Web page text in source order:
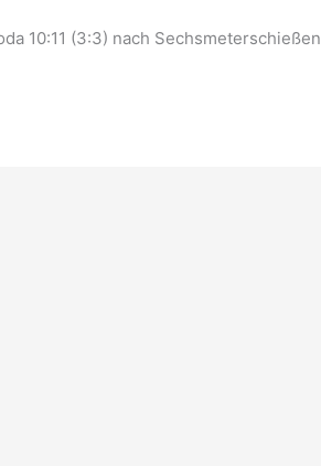
10:11 (3:3) nach Sechsmeterschießen